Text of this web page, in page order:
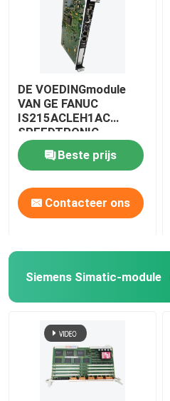
DE VOEDINGmodule
VAN GE FANUC
IS215ACLEH1AC
SPEEDTRONIC
Beste prijs
Contacteer ons
Siemens Simatic-module